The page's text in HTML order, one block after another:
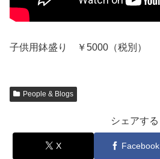
子供用鉢盛り ￥5000（税別）
People & Blogs
シェアする
X Facebook